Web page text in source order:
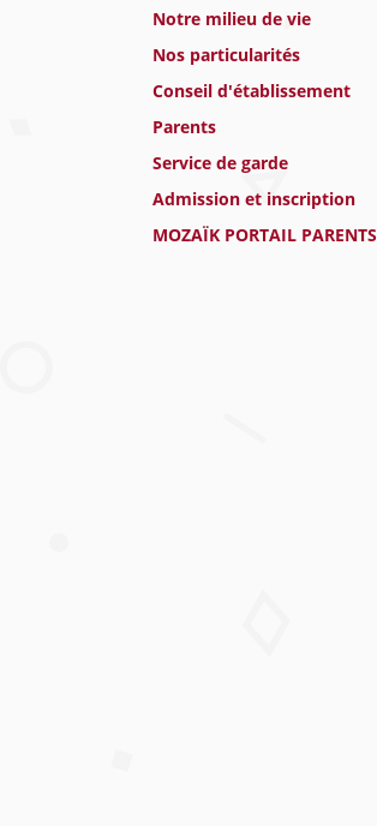
Notre milieu de vie
Nos particularités
Conseil d'établissement
Parents
Service de garde
Admission et inscription
MOZAÏK PORTAIL PARENTS